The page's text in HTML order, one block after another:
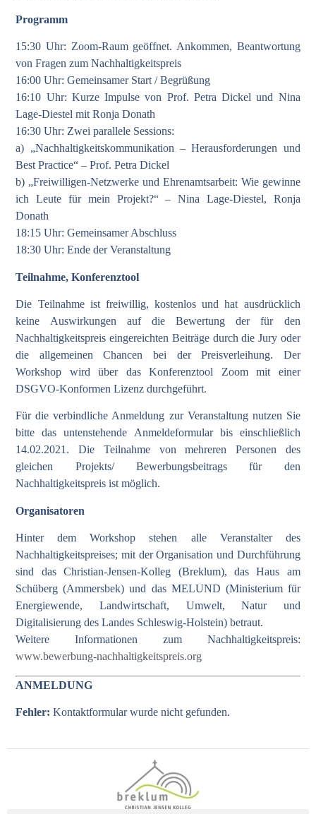
Programm
15:30 Uhr: Zoom-Raum geöffnet. Ankommen, Beantwortung
von Fragen zum Nachhaltigkeitspreis
16:00 Uhr: Gemeinsamer Start / Begrüßung
16:10 Uhr: Kurze Impulse von Prof. Petra Dickel und Nina
Lage-Diestel mit Ronja Donath
16:30 Uhr: Zwei parallele Sessions:
a) „Nachhaltigkeitskommunikation – Herausforderungen und
Best Practice“ – Prof. Petra Dickel
b) „Freiwilligen-Netzwerke und Ehrenamtsarbeit: Wie gewinne
ich Leute für mein Projekt?“ – Nina Lage-Diestel, Ronja
Donath
18:15 Uhr: Gemeinsamer Abschluss
18:30 Uhr: Ende der Veranstaltung
Teilnahme, Konferenztool
Die Teilnahme ist freiwillig, kostenlos und hat ausdrücklich
keine Auswirkungen auf die Bewertung der für den
Nachhaltigkeitspreis eingereichten Beiträge durch die Jury oder
die allgemeinen Chancen bei der Preisverleihung. Der
Workshop wird über das Konferenztool Zoom mit einer
DSGVO-Konformen Lizenz durchgeführt.
Für die verbindliche Anmeldung zur Veranstaltung nutzen Sie
bitte das untenstehende Anmeldeformular bis einschließlich
14.02.2021. Die Teilnahme von mehreren Personen des
gleichen Projekts/ Bewerbungsbeitrags für den
Nachhaltigkeitspreis ist möglich.
Organisatoren
Hinter dem Workshop stehen alle Veranstalter des
Nachhaltigkeitspreises; mit der Organisation und Durchführung
sind das Christian-Jensen-Kolleg (Breklum), das Haus am
Schüberg (Ammersbek) und das MELUND (Ministerium für
Energiewende, Landwirtschaft, Umwelt, Natur und
Digitalisierung des Landes Schleswig-Holstein) betraut.
Weitere Informationen zum Nachhaltigkeitspreis:
www.bewerbung-nachhaltigkeitspreis.org
ANMELDUNG
Fehler: Kontaktformular wurde nicht gefunden.